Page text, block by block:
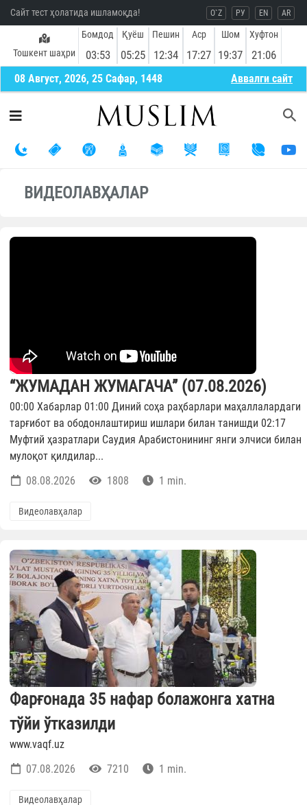
Сайт тест ҳолатида ишламоқда! O`Z РУ EN AR
Тошкент шаҳри
Бомдод
03:53
Қуёш
05:25
Пешин
12:34
Аср
17:27
Шом
19:37
Хуфтон
21:06
08 Август, 2026, 25 Сафар, 1448 Aввалги сайт
ВИДЕОЛАВҲАЛАР
“ЖУМАДАН ЖУМАГАЧА” (07.08.2026)
00:00 Хабарлар 01:00 Диний соҳа раҳбарлари маҳаллалардаги
тарғибот ва ободонлаштириш ишлари билан танишди 02:17
Муфтий ҳазратлари Саудия Арабистонининг янги элчиси билан
мулоқот қилдилар...
08.08.2026
1808 1 min.
Видеолавҳалар
Фарғонада 35 нафар болажонга хатна
тўйи ўтказилди
www.vaqf.uz
07.08.2026
7210 1 min.
Видеолавҳалар